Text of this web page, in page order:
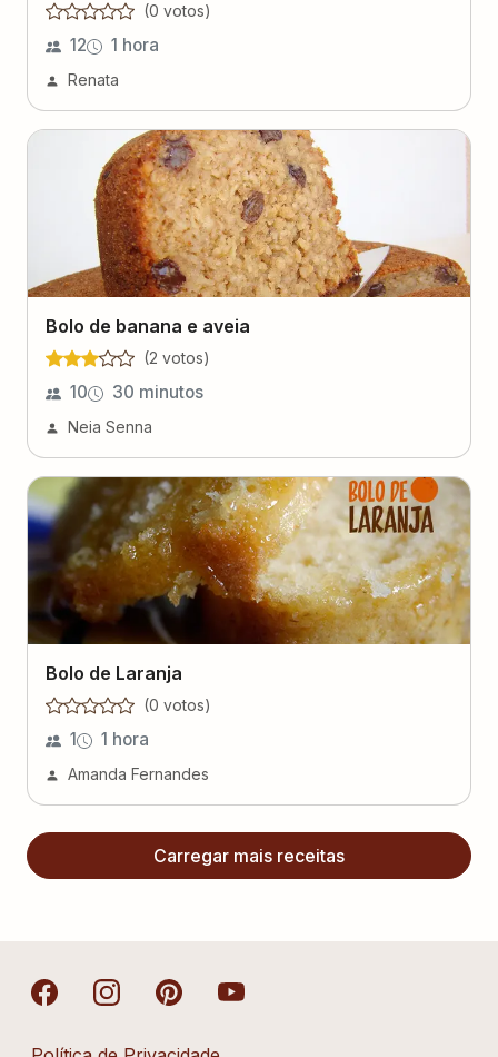
(0 votos)
12 1 hora
Renata
Bolo de banana e aveia
(2 votos)
10 30 minutos
Neia Senna
Bolo de Laranja
(0 votos)
1 1 hora
Amanda Fernandes
Carregar mais receitas